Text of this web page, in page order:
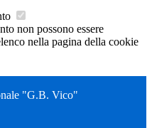
non possono essere
nella pagina della cookie
"G.B. Vico"